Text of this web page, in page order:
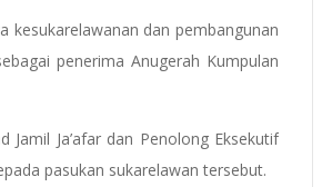
kesukarelawanan dan pembangunan
penerima Anugerah Kumpulan
Ja’afar dan Penolong Eksekutif
pasukan sukarelawan tersebut.